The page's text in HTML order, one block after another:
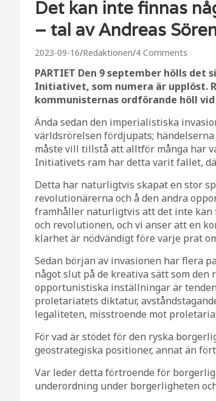
Det kan inte finnas
– tal av Andreas
2023-09-16 Redaktionen 4 Comments
PARTIET Den 9 september hölls
Initiativet, som numera är upplöst.
kommunisternas ordförande höll
Ända sedan den imperialistiska
världsrörelsen fördjupats;
måste vill tillstå att alltför många har
Initiativets ram har detta varit fallet,
Detta har naturligtvis skapat en stor
revolutionärerna och å den andra
framhåller naturligtvis att det inte kan
och revolutionen, och vi anser att en
klarhet är nödvändigt före varje prat
Sedan början av invasionen har flera
något slut på de kreativa sätt som den
opportunistiska inställningar är
proletariatets diktatur,
legaliteten, misstroende mot
För vad är stödet för den ryska
geostrategiska positioner, annat än
Var leder detta förtroende för
underordning under borgerligheten